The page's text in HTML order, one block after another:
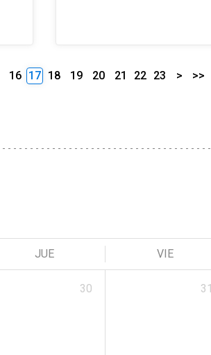
16 17 18 19 20 21 22 23 > >>
JUE VIE
30 31